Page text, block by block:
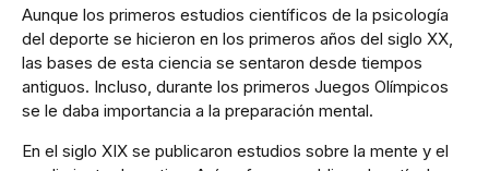
Aunque los primeros estudios científicos de la psicología
del deporte se hicieron en los primeros años del siglo XX,
las bases de esta ciencia se sentaron desde tiempos
antiguos. Incluso, durante los primeros Juegos Olímpicos
se le daba importancia a la preparación mental.
En el siglo XIX se publicaron estudios sobre la mente y el